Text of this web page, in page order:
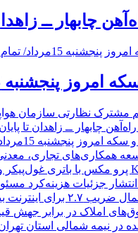
چابهار ــ
تمام قیمت ها بر مدار افزایش + جدول
مشترک نظارتی سازمان
چابهار ــ زاهدان تا
15مرداد/ تمام قیمت ها بر مدار افزایش + جدول
همکاری‌های تجاری،
انتشار جزئیات هزینه‌کرد
اینترنت بین‌الملل چیست؟
املاک در برابر جهش
در نیمه شمالی استان